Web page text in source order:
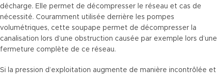
décharge. Elle permet de décompresser le réseau et cas de
nécessité. Couramment utilisée derrière les pompes
volumétriques, cette soupape permet de décompresser la
canalisation lors d’une obstruction causée par exemple lors d’une
fermeture complète de ce réseau.
Si la pression d’exploitation augmente de manière incontrôlée et